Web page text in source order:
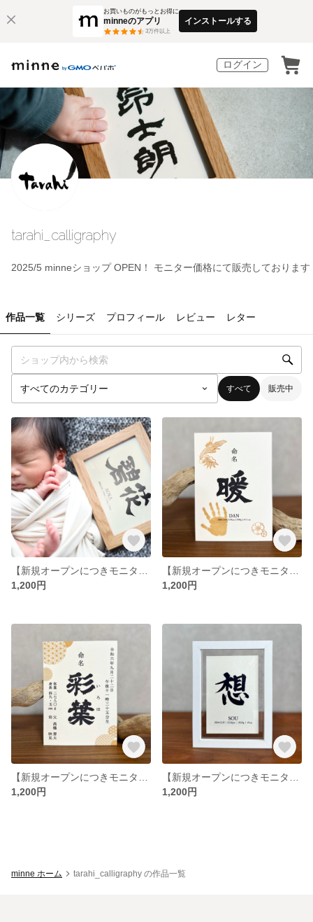
お買いものがもっとお得に
minneのアプリ
3万件以上
インストールする
ログイン
tarahi_calligraphy
2025/5 minneショップ OPEN！ モニター価格にて販売しております
作品一覧 シリーズ プロフィール レビュー レター
すべて 販売中
1,200円
1,200円
1,200円
1,200円
minne ホーム tarahi_calligraphy の作品一覧